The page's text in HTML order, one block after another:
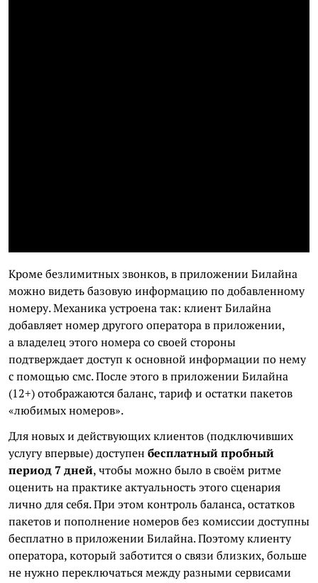
Кроме безлимитных звонков, в приложении Билайна
можно видеть базовую информацию по добавленному
номеру. Механика устроена так: клиент Билайна
добавляет номер другого оператора в приложении,
а владелец этого номера со своей стороны
подтверждает доступ к основной информации по нему
с помощью смс. После этого в приложении Билайна
(12+) отображаются баланс, тариф и остатки пакетов
«любимых номеров».
Для новых и действующих клиентов (подключивших
услугу впервые) доступен бесплатный пробный
период 7 дней, чтобы можно было в своём ритме
оценить на практике актуальность этого сценария
лично для себя. При этом контроль баланса, остатков
пакетов и пополнение номеров без комиссии доступны
бесплатно в приложении Билайна. Поэтому клиенту
оператора, который заботится о связи близких, больше
не нужно переключаться между разными сервисами